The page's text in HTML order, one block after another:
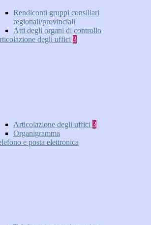
Rendiconti gruppi consiliari
regionali/provinciali
Atti degli organi di controllo
degli uffici 3
Articolazione degli uffici 3
Organigramma
e posta elettronica